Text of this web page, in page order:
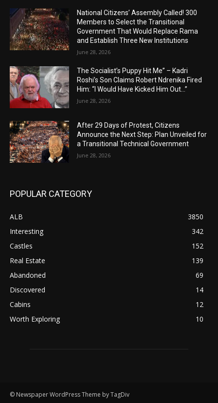
National Citizens’ Assembly Called! 300
Members to Select the Transitional
Government That Would Replace Rama
and Establish Three New Institutions
June 28, 2026
The Socialist’s Puppy Hit Me” – Kadri
Roshi’s Son Claims Robert Ndrenika Fired
Him: “I Would Have Kicked Him Out…”
June 28, 2026
After 29 Days of Protest, Citizens
Announce the Next Step: Plan Unveiled for
a Transitional Technical Government
June 28, 2026
POPULAR CATEGORY
ALB
3850
Interesting
342
Castles
152
Real Estate
139
Abandoned
69
Discovered
14
Cabins
12
Worth Exploring
10
© Newspaper WordPress Theme by TagDiv